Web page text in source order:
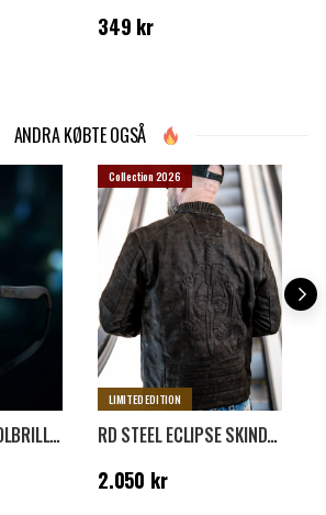
Pris: 349 kr
349 kr
ANDRA KØBTE OGSÅ
WOED TIDEFALL SOLBRILLER - BRUN
Collection 2026
LIMITED EDITION
RD STEEL ECLIPSE SKINDJAKKE - SORT
Pris:2.050 kr
2.050 kr